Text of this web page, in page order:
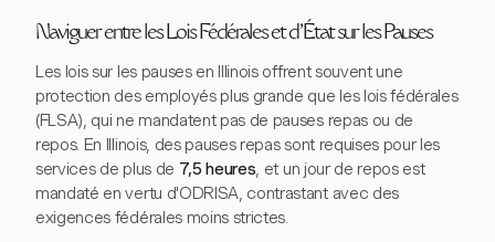
Naviguer entre les Lois Fédérales et d'État sur les Pauses
Les lois sur les pauses en Illinois offrent souvent une
protection des employés plus grande que les lois fédérales
(FLSA), qui ne mandatent pas de pauses repas ou de
repos. En Illinois, des pauses repas sont requises pour les
services de plus de 7,5 heures, et un jour de repos est
mandaté en vertu d'ODRISA, contrastant avec des
exigences fédérales moins strictes.